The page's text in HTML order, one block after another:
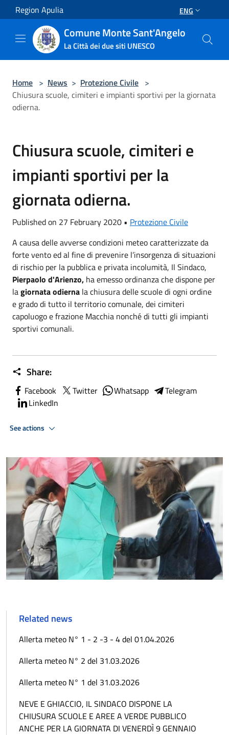
Salta al contenuto principale
Region Apulia ENG
Comune Monte Sant'Angelo
La Città dei due siti UNESCO
Home > News > Protezione Civile >
Chiusura scuole, cimiteri e impianti sportivi per la giornata
odierna.
Chiusura scuole, cimiteri e
impianti sportivi per la
giornata odierna.
Published on 27 February 2020 • Protezione Civile
A causa delle avverse condizioni meteo caratterizzate da
forte vento ed al fine di prevenire l’insorgenza di situazioni
di rischio per la pubblica e privata incolumità, Il Sindaco,
Pierpaolo d'Arienzo, ha emesso ordinanza che dispone per
lagiornata odierna la chiusura delle scuole di ogni ordine
e grado di tutto il territorio comunale, dei cimiteri
capoluogo e frazione Macchia nonché di tutti gli impianti
sportivi comunali.
Share:
Facebook Twitter Whatsapp
Telegram
LinkedIn
See actions
Related news
Allerta meteo N° 1 - 2 -3 - 4 del 01.04.2026
Allerta meteo N° 2 del 31.03.2026
Allerta meteo N° 1 del 31.03.2026
NEVE E GHIACCIO, IL SINDACO DISPONE LA
CHIUSURA SCUOLE E AREE A VERDE PUBBLICO
ANCHE PER LA GIORNATA DI VENERDÌ 9 GENNAIO